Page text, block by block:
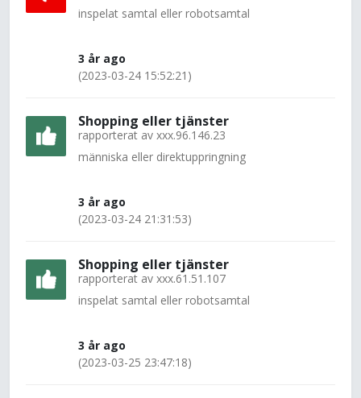
inspelat samtal eller robotsamtal
3 år ago
(2023-03-24 15:52:21)
Shopping eller tjänster
rapporterat av xxx.96.146.23
människa eller direktuppringning
3 år ago
(2023-03-24 21:31:53)
Shopping eller tjänster
rapporterat av xxx.61.51.107
inspelat samtal eller robotsamtal
3 år ago
(2023-03-25 23:47:18)